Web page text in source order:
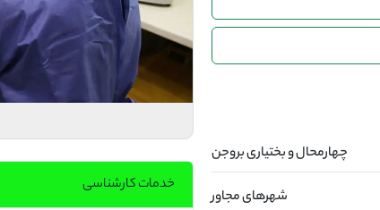
چهارمحال و بختیاری بروجن
شهرهای مجاور
خدمات کارشناسی